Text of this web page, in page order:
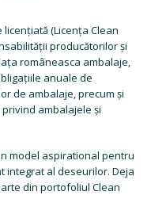
licențiată (Licența Clean
producătorilor și
româneasca ambalaje,
anuale de
de ambalaje, precum și
ambalajele și
model aspirational pentru
integrat al deseurilor. Deja
din portofoliul Clean